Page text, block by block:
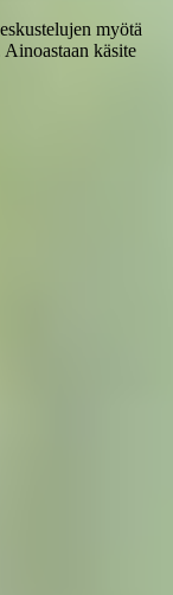
myötä
käsite